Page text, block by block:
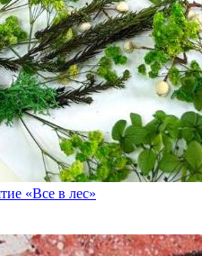
«Все в лес»